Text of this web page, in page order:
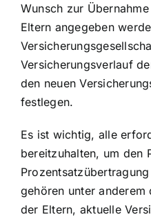
Wunsch zur
Eltern angegeben
Versicherungsverlauf
den neuen
festlegen.
Es ist wichtig, alle
bereitzuhalten, um den
gehören unter
der Eltern, aktuelle